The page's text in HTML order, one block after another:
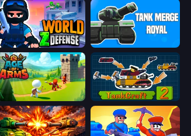
World Z Defense - Zombie Defense Tank Merge Royal
Age Of Arms TankCraft 2